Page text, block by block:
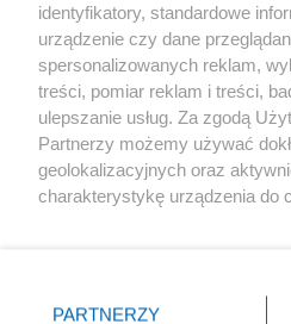
Kultura
X Facebook
identyfikatory, standardowe
urządzenie czy dane
spersonalizowanych reklam,
treści, pomiar reklam i treści,
ulepszanie usług. Za zgodą
Partnerzy możemy używać
geolokalizacyjnych oraz
charakterystykę urządzenia do
zmienić/wycofać klikając
PARTNERZY